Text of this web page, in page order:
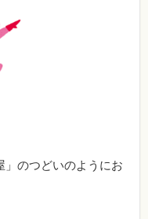
」のつどいのようにお